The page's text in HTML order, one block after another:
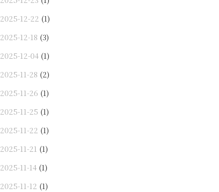
2025-12-22 (1)
2025-12-18 (3)
2025-12-04 (1)
2025-11-28 (2)
2025-11-26 (1)
2025-11-25 (1)
2025-11-22 (1)
2025-11-21 (1)
2025-11-14 (1)
2025-11-12 (1)